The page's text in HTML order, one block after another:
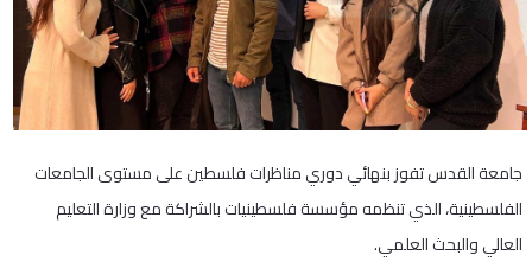
جامعة القدس تفوز بنهائي دوري مناظرات فلسطين على مستوى الجامعات
الفلسطينية، الذي تنظمه مؤسسة فلسطينيات بالشراكة مع وزارة التعليم
العالي والبحث العلمي.